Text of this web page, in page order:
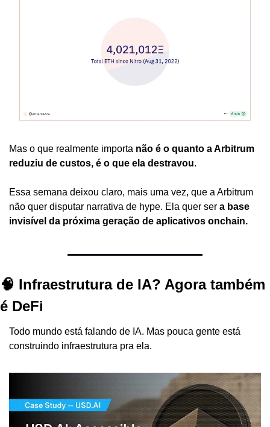
Mas o que realmente importa não é o quanto a Arbitrum
reduziu de custos, é o que ela destravou.
Essa semana deixou claro, mais uma vez, que a Arbitrum
não quer disputar narrativa de hype. Ela quer ser a base
invisível da próxima geração de aplicativos onchain.
🧠 Infraestrutura de IA? Agora também
é DeFi
Todo mundo está falando de IA. Mas pouca gente está
construindo infraestrutura pra ela.